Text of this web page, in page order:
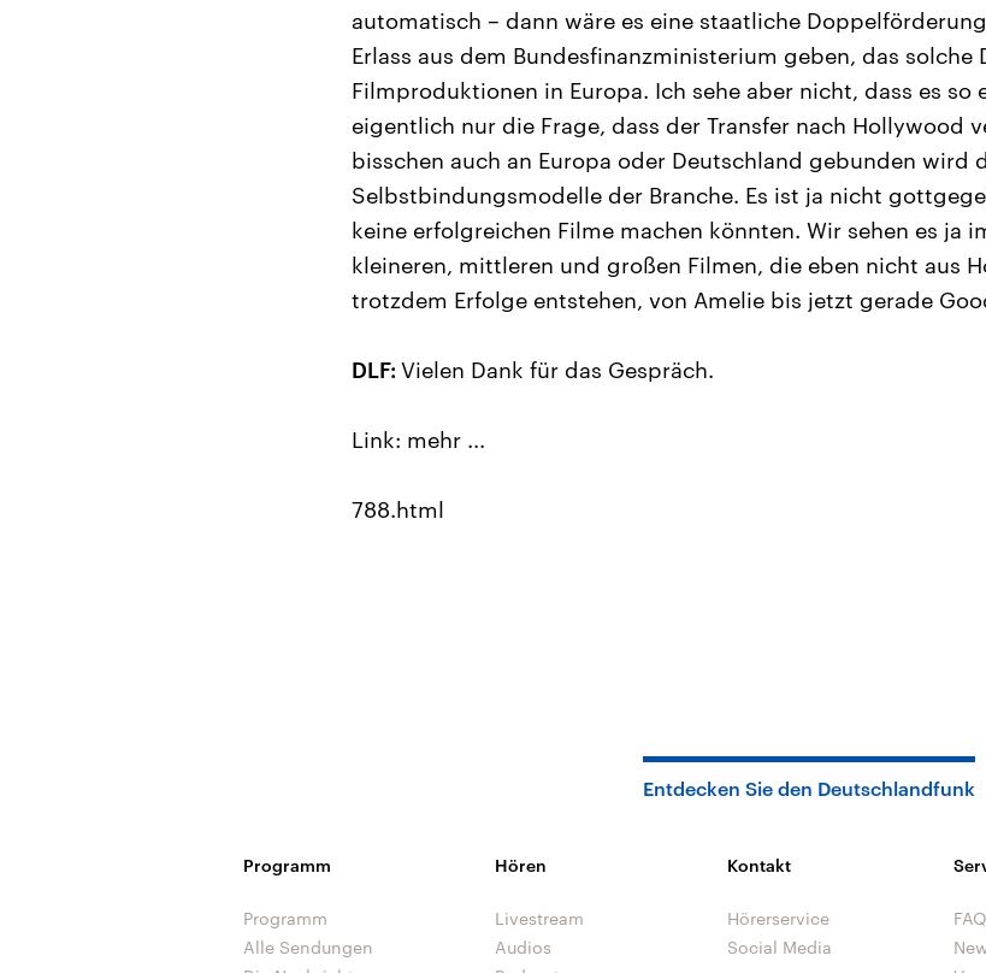
automatisch – dann wäre es eine staatliche
Erlass aus dem Bundesfinanzministerium geben, das solche
Filmproduktionen in Europa. Ich sehe aber nicht, dass es
eigentlich nur die Frage, dass der Transfer nach Hollywood
bisschen auch an Europa oder Deutschland gebunden wird
Selbstbindungsmodelle der Branche. Es ist ja nicht
keine erfolgreichen Filme machen könnten. Wir sehen es ja
kleineren, mittleren und großen Filmen, die eben nicht aus
trotzdem Erfolge entstehen, von Amelie bis jetzt gerade
DLF: Vielen Dank für das Gespräch.
Link: mehr ...
788.html
Entdecken Sie den Deutschlandfunk
Programm
Programm
Alle Sendungen
Hören
Livestream
Audios
Kontakt
Hörerservice
Social Media
FAQ